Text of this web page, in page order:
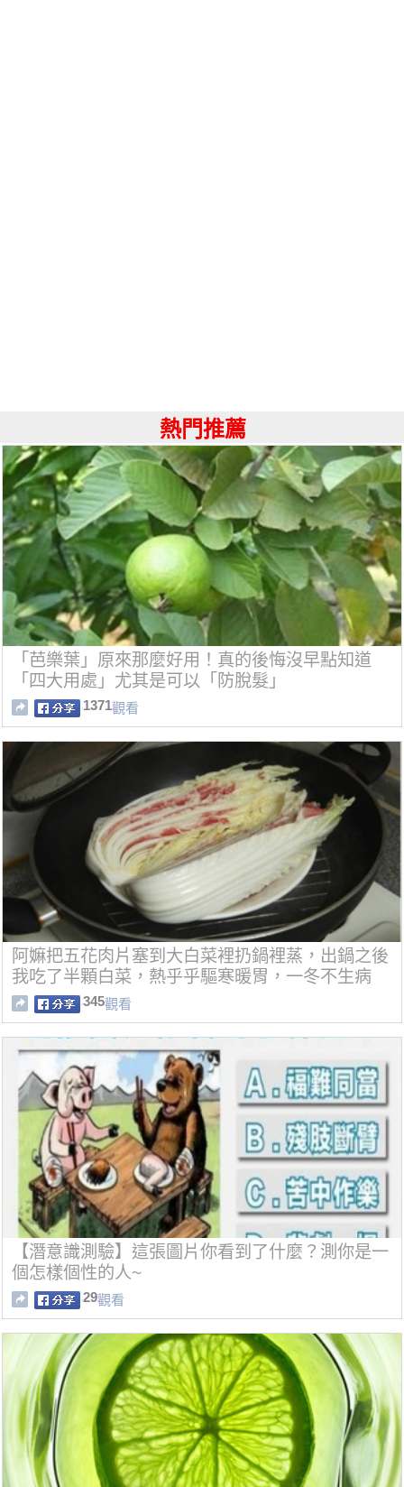
熱門推薦
「芭樂葉」原來那麼好用！真的後悔沒早點知道
「四大用處」尤其是可以「防脫髮」
1371觀看
阿嫲把五花肉片塞到大白菜裡扔鍋裡蒸，出鍋之後
我吃了半顆白菜，熱乎乎驅寒暖胃，一冬不生病 ​
345觀看
【潛意識測驗】這張圖片你看到了什麼？測你是一
個怎樣個性的人~
29觀看